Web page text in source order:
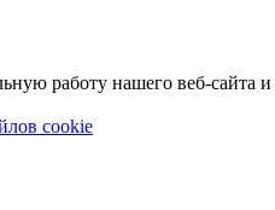
работу нашего веб-сайта и
cookie